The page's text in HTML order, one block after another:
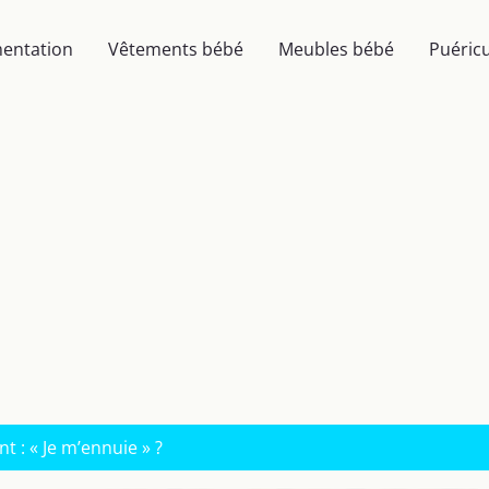
Vêtements bébé Meubles bébé
: « Je m’ennuie » ?